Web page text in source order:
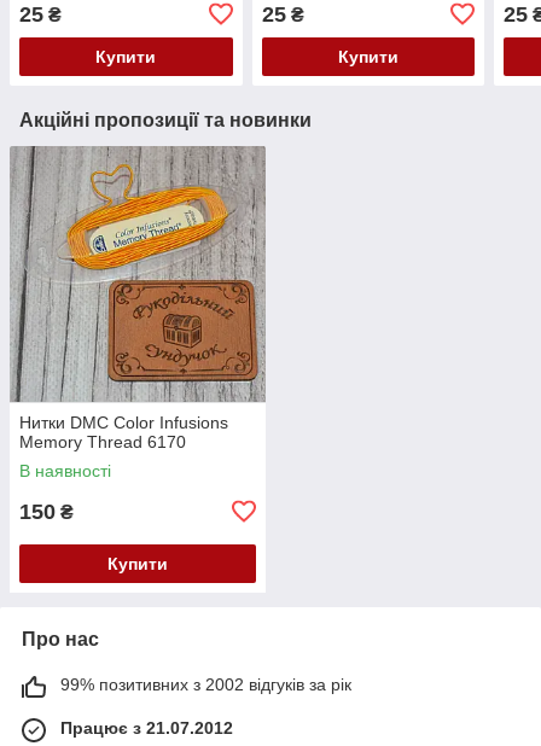
25 ₴
Купити
25₴
Купити
25
Акційні пропозиції та новинки
Нитки DMC Color Infusions
Memory Thread 6170
В наявності
150 ₴
Купити
Про нас
99% позитивних з 2002 відгуків за рік
Працює з 21.07.2012